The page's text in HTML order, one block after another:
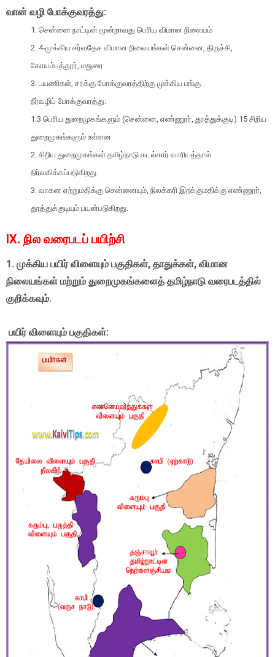
வான் வழி போக்குவரத்து:
1. சென்னை நாட்டின் மூன்றாவது பெரிய விமான நிலையம்
2. 4-முக்கிய சர்வதேச விமான நிலையங்கள் சென்னை, திருச்சி,
கோயம்புத்தூர், மதுரை.
3. பயணிகள், சரக்கு போக்குவரத்திற்கு முக்கிய பங்கு
நீர்வழிப் போக்குவரத்து:
1.3 பெரிய துறைமுகங்களும் (சென்னை, எண்ணூர், தூத்துக்குடி) 15 சிறிய
துறைமுகங்களும் உள்ளன
2. சிறிய துறைமுகங்கள் தமிழ்நாடு கடல்சார் வாரியத்தால்
நிர்வகிக்கப்படுகிறது.
3. வாகன ஏற்றுமதிக்கு சென்னையும், நிலக்கரி இறக்குமதிக்கு எண்ணூர்,
தூத்துக்குடியும் பயன்படுகிறது.
IX. நில வரைபடப் பயிற்சி
1. முக்கிய பயிர் விளையும் பகுதிகள், தாதுக்கள், விமான
நிலையங்கள் மற்றும் துறைமுகங்களைத் தமிழ்நாடு வரைபடத்தில்
குறிக்கவும்.
பயிர் விளையும் பகுதிகள்: